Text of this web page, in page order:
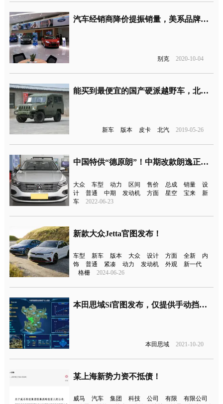
汽车经销商降价提振销量，美系品牌优惠最大
别克 2020-10-04
能买到最便宜的国产硬派越野车，北汽制造勇士新车型上市
新车 版本 皮卡 北汽 2019-05-26
中国特供“德原朗”！中期改款朗逸正式上市
大众 车型 动力 区间 售价 总成 销量
设
计
普通 中期 发动机 方面 星空 宝来
新
车
2022-06-23
新款大众Jetta官图发布！
车型 新车 版本 大众 设计 方面 全新
内
饰
普通 紧凑 动力 发动机 外观
新一代
格栅
2024-06-26
本田思域Si官图发布，仅提供手动挡版本
本田思域 2021-10-20
某上海新势力资不抵债！
威马 汽车 集团 科技 公司 有限
有限公司